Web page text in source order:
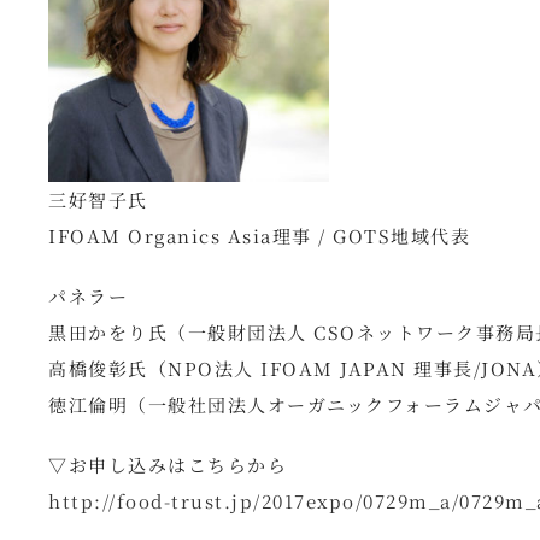
三好智子氏
IFOAM Organics Asia理事 / GOTS地域代表
パネラー
黒田かをり氏（一般財団法人 CSOネットワーク事務局
高橋俊彰氏（NPO法人 IFOAM JAPAN 理事長/JONA
徳江倫明（一般社団法人オーガニックフォーラムジャ
▽お申し込みはこちらから
http://food-trust.jp/2017expo/0729m_a/